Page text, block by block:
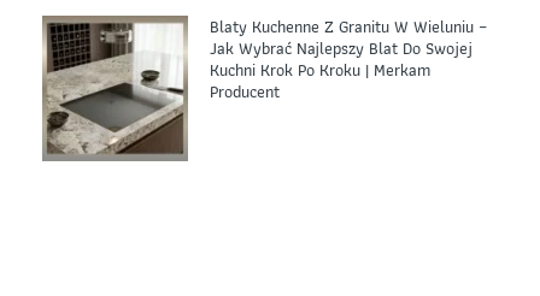
Blaty Kuchenne Z Granitu W Wieluniu –
Jak Wybrać Najlepszy Blat Do Swojej
Kuchni Krok Po Kroku | Merkam
Producent